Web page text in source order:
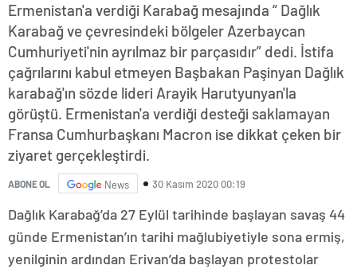
Ermenistan'a verdiği Karabağ mesajında “ Dağlık
Karabağ ve çevresindeki bölgeler Azerbaycan
Cumhuriyeti'nin ayrılmaz bir parçasıdır” dedi. İstifa
çağrılarını kabul etmeyen Başbakan Paşinyan Dağlık
karabağ'ın sözde lideri Arayik Harutyunyan'la
görüştü. Ermenistan'a verdiği desteği saklamayan
Fransa Cumhurbaşkanı Macron ise dikkat çeken bir
ziyaret gerçekleştirdi.
ABONE OL News 30 Kasım 2020 00:19
Dağlık Karabağ’da 27 Eylül tarihinde başlayan savaş 44
günde Ermenistan’ın tarihi mağlubiyetiyle sona ermiş,
yenilginin ardından Erivan’da başlayan protestolar